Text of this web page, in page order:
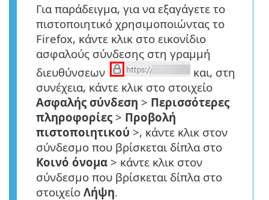
Για παράδειγμα, για να εξαγάγετε το
πιστοποιητικό χρησιμοποιώντας το
Firefox, κάντε κλικ στο εικονίδιο
ασφαλούς σύνδεσης στη γραμμή
διευθύνσεων
και, στη
συνέχεια, κάντε κλικ στο στοιχείο
Ασφαλής σύνδεση > Περισσότερες
πληροφορίες > Προβολή
πιστοποιητικού >, κάντε κλικ στον
σύνδεσμο που βρίσκεται δίπλα στο
Κοινό όνομα > κάντε κλικ στον
σύνδεσμο που βρίσκεται δίπλα στο
στοιχείο Λήψη.